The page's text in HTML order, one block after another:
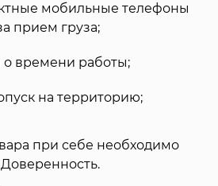
мобильные телефоны
прием груза;
времени работы;
на территорию;
при себе необходимо